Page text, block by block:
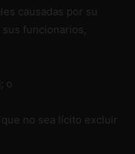
causadas por su
funcionarios,
o
no sea lícito excluir